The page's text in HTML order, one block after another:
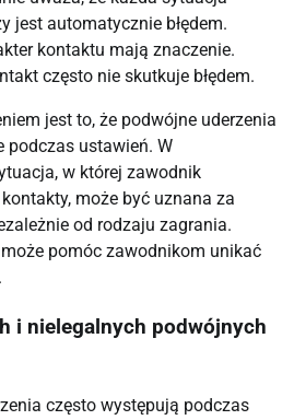
jest automatycznie błędem.
kontaktu mają znaczenie.
często nie skutkuje błędem.
jest to, że podwójne uderzenia
podczas ustawień. W
w której zawodnik
może być uznana za
od rodzaju zagrania.
pomóc zawodnikom unikać
i nielegalnych podwójnych
często występują podczas